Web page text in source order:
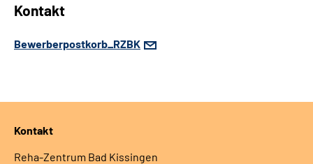
Kontakt
Bewerberpostkorb_RZBK
Kontakt
Reha-Zentrum Bad Kissingen